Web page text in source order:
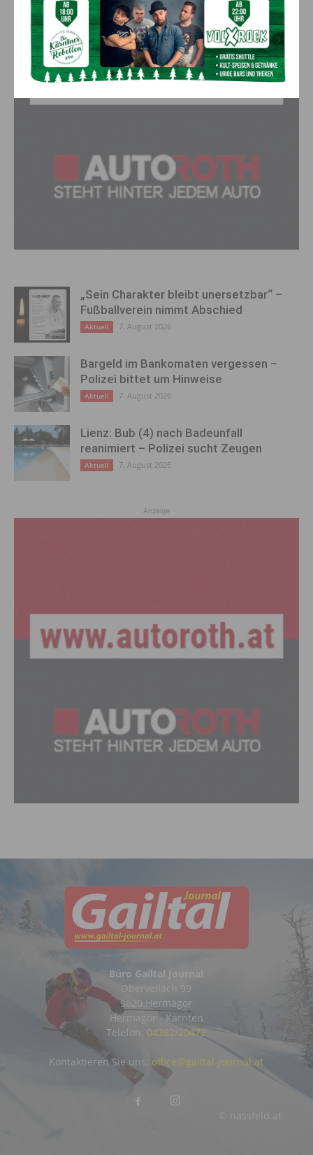
„Sein Charakter bleibt unersetzbar“ –
Fußballverein nimmt Abschied
Aktuell 7. August 2026
Bargeld im Bankomaten vergessen –
Polizei bittet um Hinweise
Aktuell 7. August 2026
Lienz: Bub (4) nach Badeunfall
reanimiert – Polizei sucht Zeugen
Aktuell 7. August 2026
Anzeige
Büro Gailtal Journal
Obervellach 99
9620 Hermagor
Hermagor - Kärnten
Telefon: 04282/20472
© nassfeld.at
Kontaktieren Sie uns: office@gailtal-journal.at